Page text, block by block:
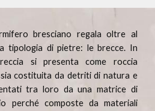
bresciano regala oltre al
tipologia di pietre: lebrecce. In
si presenta come roccia
costituita da detriti di natura e
tra loro da una matrice di
perché composte da materiali